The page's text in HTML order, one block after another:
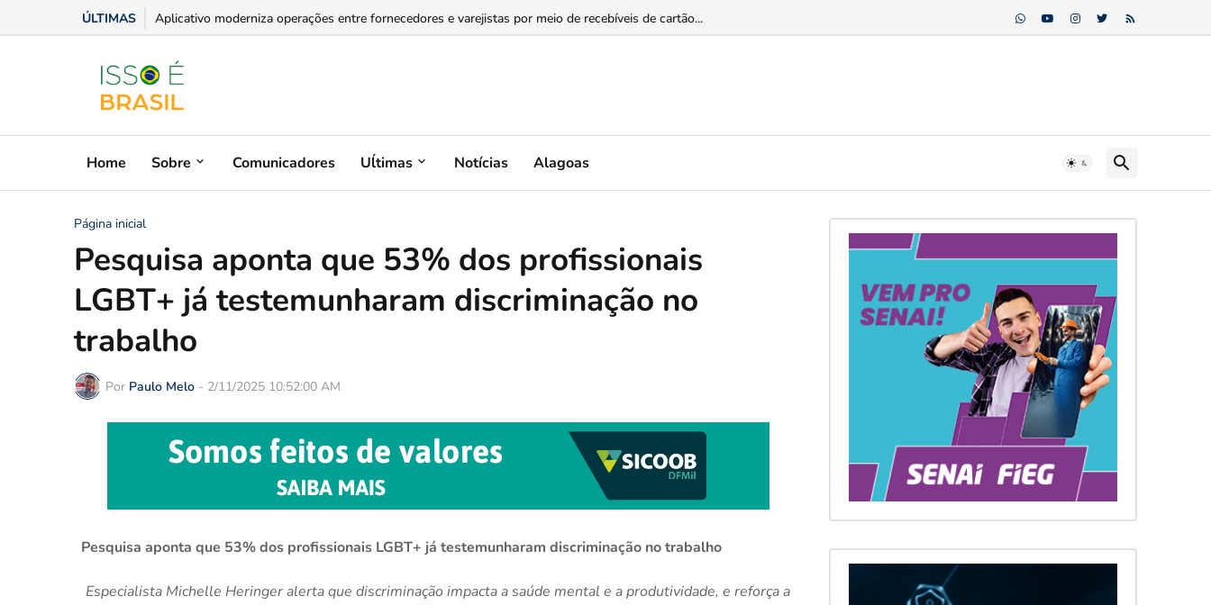
ÚLTIMAS Policlínica de Posse orienta sobre alergias e dermatite atópica...
Home Sobre Comunicadores Uĺtimas Notícias Alagoas
Página inicial
Pesquisa aponta que 53% dos profissionais
LGBT+ já testemunharam discriminação no
trabalho
Por Paulo Melo - 2/11/2025 10:52:00 AM
Pesquisa aponta que 53% dos profissionais LGBT+ já testemunharam discriminação no trabalho
Especialista Michelle Heringer alerta que discriminação impacta a saúde mental e a produtividade, e reforça a